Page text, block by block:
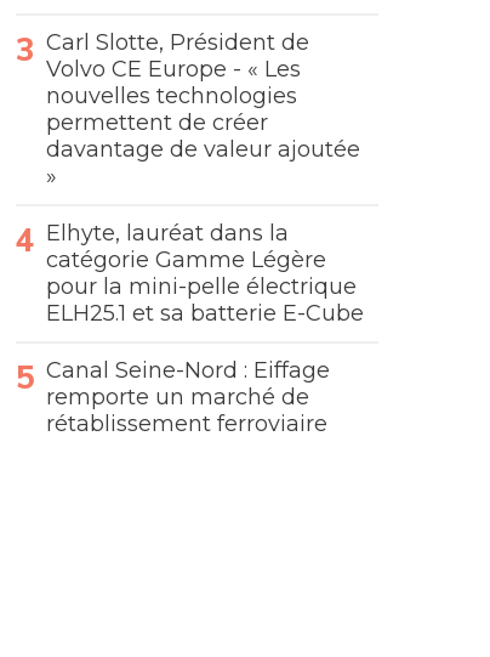
Carl Slotte, Président de
Volvo CE Europe - « Les
nouvelles technologies
permettent de créer
davantage de valeur ajoutée
»
Elhyte, lauréat dans la
catégorie Gamme Légère
pour la mini-pelle électrique
ELH25.1 et sa batterie E-Cube
Canal Seine-Nord : Eiffage
remporte un marché de
rétablissement ferroviaire